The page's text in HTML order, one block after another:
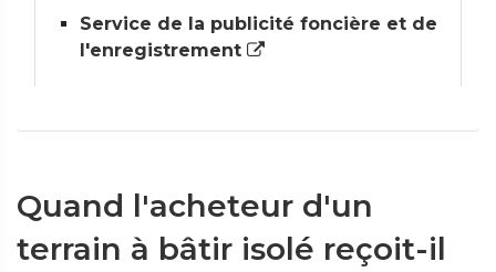
Service de la publicité foncière et de
l'enregistrement
Quand l'acheteur d'un
terrain à bâtir isolé reçoit-il